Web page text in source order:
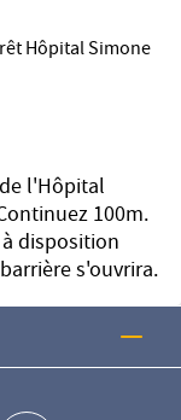
Hôpital Simone
l'Hôpital
100m.
disposition
s'ouvrira.